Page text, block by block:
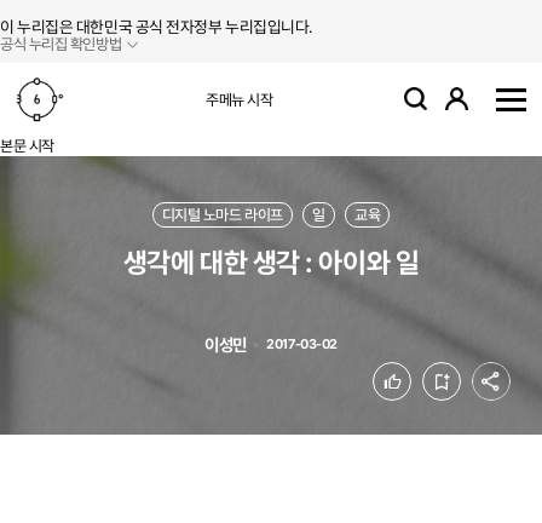
이 누리집은 대한민국 공식 전자정부 누리집입니다.
공식 누리집 확인방법
주메뉴 시작 검색 로그인
본문 시작
디지털 노마드 라이프 일 교육
생각에 대한 생각 : 아이와 일
이성민 2017-03-02
좋아요 북마크